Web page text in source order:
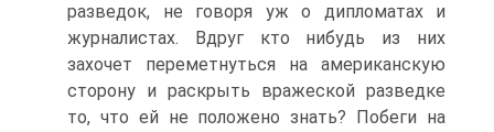
разведок, не говоря уж о дипломатах и
журналистах. Вдруг кто нибудь из них
захочет переметнуться на американскую
сторону и раскрыть вражеской разведке
то, что ей не положено знать? Побеги на